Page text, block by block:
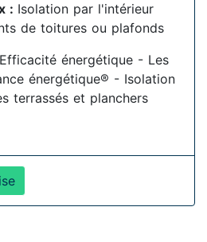
: Isolation par l'intérieur
de toitures ou plafonds
Efficacité énergétique - Les
énergétique® - Isolation
terrassés et planchers